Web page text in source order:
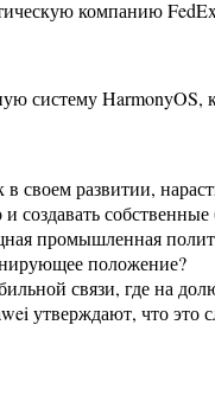
компанию
систему
своем развитии,
создавать
промышленная
положение?
связи, где на
утверждают, что